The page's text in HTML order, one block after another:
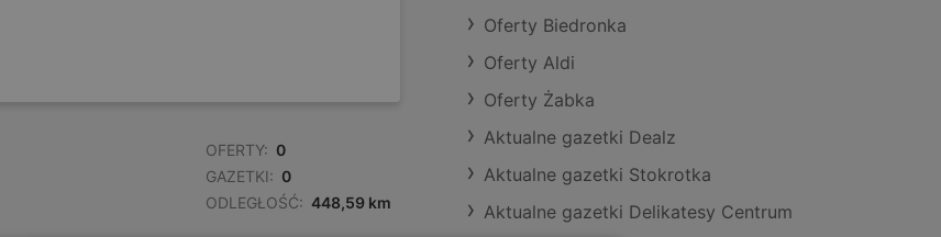
OFERTY: 0
GAZETKI: 0
ODLEGŁOŚĆ: 448,59 km
Oferty Biedronka
Oferty Aldi
Oferty Żabka
Aktualne gazetki Dealz
Aktualne gazetki Stokrotka
Aktualne gazetki Delikatesy Centrum